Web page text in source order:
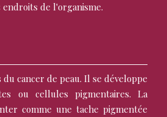
de l'organisme.
cancer de peau. Il se développe
ou cellules pigmentaires. La
comme une tache pigmentée